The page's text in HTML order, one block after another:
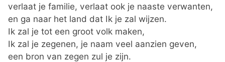
verlaat je familie, verlaat ook je naaste verwanten,
en ga naar het land dat Ik je zal wijzen.
Ik zal je tot een groot volk maken,
Ik zal je zegenen, je naam veel aanzien geven,
een bron van zegen zul je zijn.